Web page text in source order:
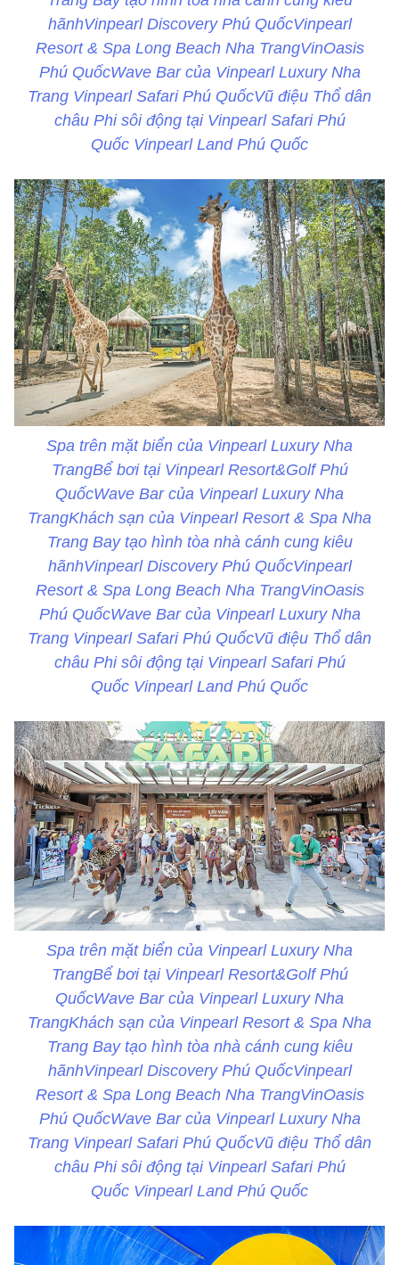
hãnhVinpearl Discovery Phú QuốcVinpearl
Resort & Spa Long Beach Nha TrangVinOasis
Phú QuốcWave Bar của Vinpearl Luxury Nha
Trang Vinpearl Safari Phú QuốcVũ điệu Thổ dân
châu Phi sôi động tại Vinpearl Safari Phú
Quốc Vinpearl Land Phú Quốc
Spa trên mặt biển của Vinpearl Luxury Nha
TrangBể bơi tại Vinpearl Resort&Golf Phú
QuốcWave Bar của Vinpearl Luxury Nha
TrangKhách sạn của Vinpearl Resort & Spa Nha
Trang Bay tạo hình tòa nhà cánh cung kiêu
hãnhVinpearl Discovery Phú QuốcVinpearl
Resort & Spa Long Beach Nha TrangVinOasis
Phú QuốcWave Bar của Vinpearl Luxury Nha
Trang Vinpearl Safari Phú QuốcVũ điệu Thổ dân
châu Phi sôi động tại Vinpearl Safari Phú
Quốc Vinpearl Land Phú Quốc
Spa trên mặt biển của Vinpearl Luxury Nha
TrangBể bơi tại Vinpearl Resort&Golf Phú
QuốcWave Bar của Vinpearl Luxury Nha
TrangKhách sạn của Vinpearl Resort & Spa Nha
Trang Bay tạo hình tòa nhà cánh cung kiêu
hãnhVinpearl Discovery Phú QuốcVinpearl
Resort & Spa Long Beach Nha TrangVinOasis
Phú QuốcWave Bar của Vinpearl Luxury Nha
Trang Vinpearl Safari Phú QuốcVũ điệu Thổ dân
châu Phi sôi động tại Vinpearl Safari Phú
Quốc Vinpearl Land Phú Quốc